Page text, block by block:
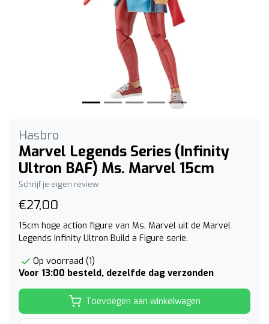
Hasbro
Marvel Legends Series (Infinity
Ultron BAF) Ms. Marvel 15cm
Schrijf je eigen review
€27,00
15cm hoge action figure van Ms. Marvel uit de Marvel
Legends Infinity Ultron Build a Figure serie.
Op voorraad (1)
Voor 13:00 besteld, dezelfde dag verzonden
Toevoegen aan winkelwagen